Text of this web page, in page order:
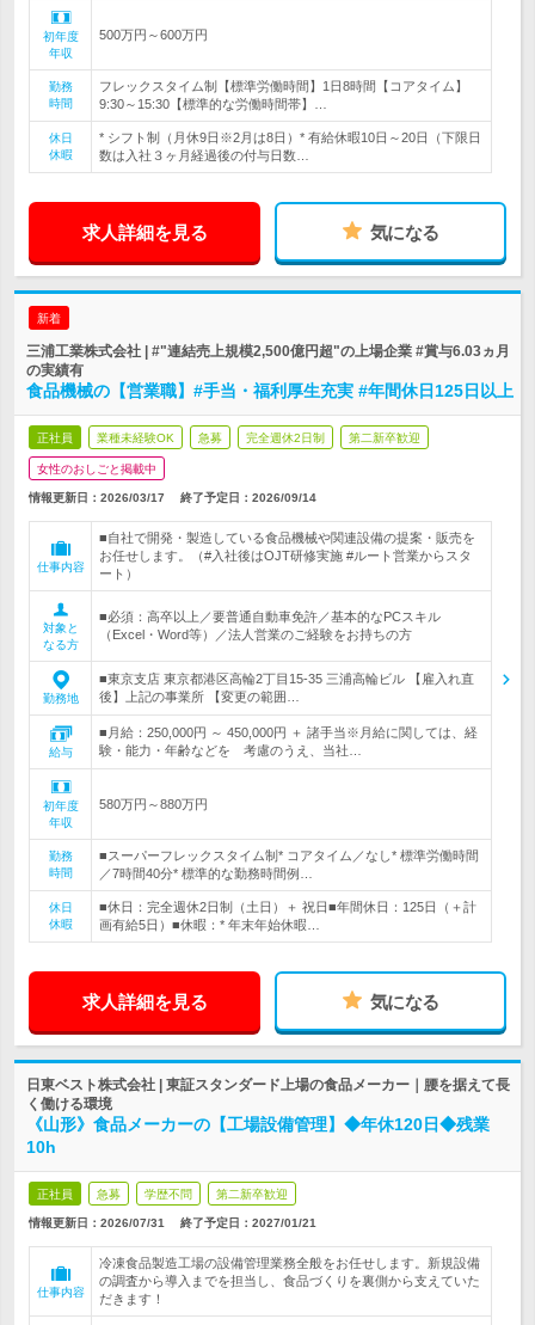
初年度
年収
500万円～600万円
勤務
時間
フレックスタイム制【標準労働時間】1日8時間【コアタイム】
9:30～15:30【標準的な労働時間帯】…
休日
休暇
* シフト制（月休9日※2月は8日）* 有給休暇10日～20日（下限日
数は入社３ヶ月経過後の付与日数…
求人詳細を見る 気になる
新着
三浦工業株式会社 | #"連結売上規模2,500億円超"の上場企業 #賞与6.03ヵ月
の実績有
食品機械の【営業職】#手当・福利厚生充実 #年間休日125日以上
正社員 業種未経験OK 急募 完全週休2日制 第二新卒歓迎
女性のおしごと掲載中
情報更新日：2026/03/17 終了予定日： 2026/09/14
仕事内容
■自社で開発・製造している食品機械や関連設備の提案・販売を
お任せします。（#入社後はOJT研修実施 #ルート営業からスタ
ート）
対象と
なる方
■必須：高卒以上／要普通自動車免許／基本的なPCスキル
（Excel・Word等）／法人営業のご経験をお持ちの方
勤務地
■東京支店 東京都港区高輪2丁目15-35 三浦高輪ビル 【雇入れ直
後】上記の事業所 【変更の範囲…
給与
■月給：250,000円 ～ 450,000円 ＋ 諸手当※月給に関しては、経
験・能力・年齢などを 考慮のうえ、当社…
初年度
年収
580万円～880万円
勤務
時間
■スーパーフレックスタイム制* コアタイム／なし* 標準労働時間
／7時間40分* 標準的な勤務時間例…
休日
休暇
■休日：完全週休2日制（土日）＋ 祝日■年間休日：125日（＋計
画有給5日）■休暇：* 年末年始休暇…
求人詳細を見る 気になる
日東ベスト株式会社 | 東証スタンダード上場の食品メーカー｜腰を据えて長
く働ける環境
《山形》食品メーカーの【工場設備管理】◆年休120日◆残業
10h
正社員 急募 学歴不問 第二新卒歓迎
情報更新日：2026/07/31 終了予定日： 2027/01/21
仕事内容
冷凍食品製造工場の設備管理業務全般をお任せします。新規設備
の調査から導入までを担当し、食品づくりを裏側から支えていた
だきます！